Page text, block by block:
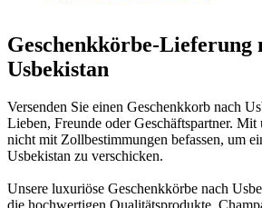
Geschenkkörbe-Lieferung
Usbekistan
Versenden Sie einen Geschenkkorb nach
Lieben, Freunde oder Geschäftspartner. Mit
nicht mit Zollbestimmungen befassen, um
Usbekistan zu verschicken.
Unsere luxuriöse Geschenkkörbe nach